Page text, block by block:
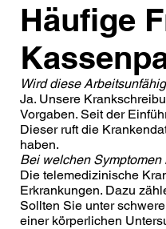
​Häufige
​Wird diese
Ja. Unsere
Vorgaben. Seit der
Dieser ruft die
haben.
Bei welchen
Die telemedizinische
Erkrankungen. Dazu
Sollten Sie unter
einer körperlichen